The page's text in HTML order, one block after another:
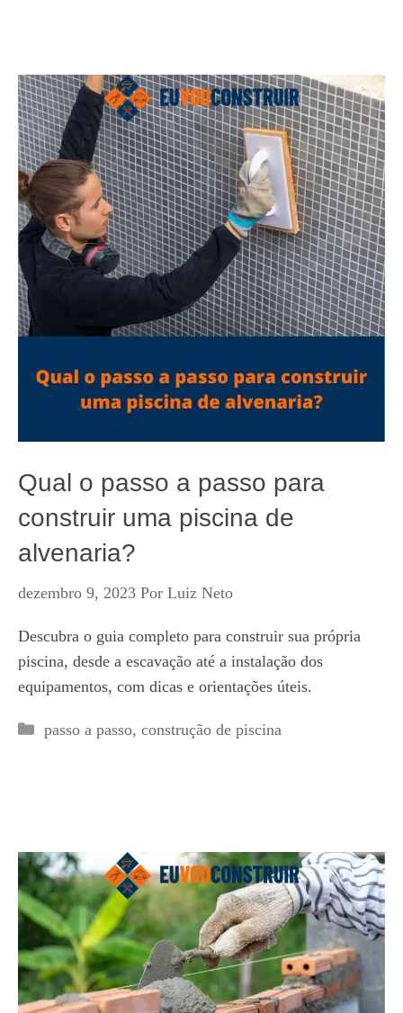
Qual o passo a passo para
construir uma piscina de
alvenaria?
dezembro 9, 2023 Por Luiz Neto
Descubra o guia completo para construir sua própria
piscina, desde a escavação até a instalação dos
equipamentos, com dicas e orientações úteis.
Categorias
passo a passo, construção de piscina